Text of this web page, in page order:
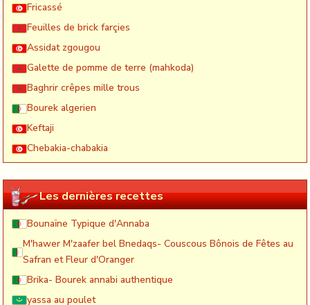
Fricassé
Feuilles de brick farçies
Assidat zgougou
Galette de pomme de terre (mahkoda)
Baghrir crêpes mille trous
Bourek algerien
Keftaji
Chebakia-chabakia
Les dernières recettes
Bounaïne Typique d'Annaba
M'hawer M'zaafer bel Bnedaqs- Couscous Bônois de Fêtes au
Safran et Fleur d'Oranger
Brika- Bourek annabi authentique
yassa au poulet